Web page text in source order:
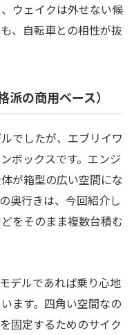
ウェイクは外せない候
、自転車との相性が抜
の商用ベース）
でしたが、エブリイワ
ボックスです。エンジ
が箱型の広い空間にな
奥行きは、今回紹介し
をそのまま複数台積む
デルであれば乗り心地
ます。四角い空間なの
固定するためのサイク